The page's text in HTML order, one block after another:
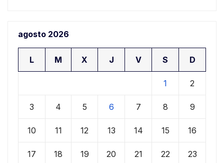
agosto 2026
L M X J V S D
1 2
3 4 5 6 7 8 9
10 11 12 13 14 15 16
17 18 19 20 21 22 23